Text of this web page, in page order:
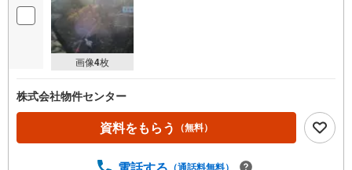
画像4枚
株式会社物件センター
資料をもらう （無料）
（通話料無料）